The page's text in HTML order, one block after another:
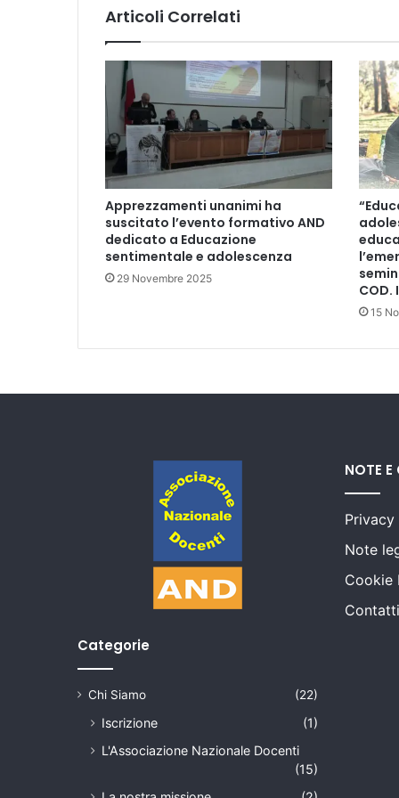
t
r
u
i
n
e
,
V
a
l
u
a
Articoli Correlati
Apprezzamenti unanimi ha
suscitato l’evento formativo AND
dedicato a Educazione
sentimentale e adolescenza
29 Novembre 2025
COD.
15
Categorie
Chi Siamo (22)
Iscrizione
(1)
L'Associazione Nazionale Docenti
(15)
NOTE
Privacy
Note
Cookie
Contatti